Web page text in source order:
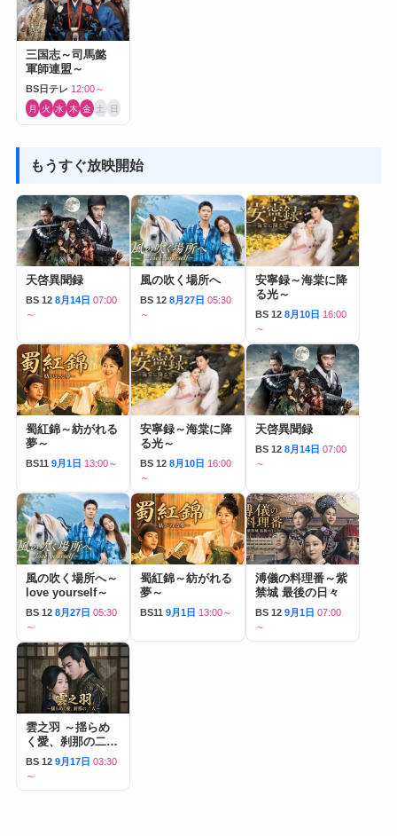
三国志～司馬懿
軍師連盟～
BS日テレ 12:00～
月 火 水 木 金 土 日
もうすぐ放映開始
天啓異聞録
BS 12 8月14日 07:00
～
風の吹く場所へ
BS 12 8月27日 05:30
～
安寧録～海棠に降
る光～
BS 12 8月10日 16:00
～
蜀紅錦～紡がれる
夢～
BS11 9月1日 13:00～
安寧録～海棠に降
る光～
BS 12 8月10日 16:00
～
天啓異聞録
BS 12 8月14日 07:00
～
風の吹く場所へ～
love yourself～
BS 12 8月27日 05:30
～
蜀紅錦～紡がれる
夢～
BS11 9月1日 13:00～
溥儀の料理番～紫
禁城 最後の日々
BS 12 9月1日 07:00
～
雲之羽 ～揺らめ
く愛、刹那の二人
～
BS 12 9月17日 03:30
～